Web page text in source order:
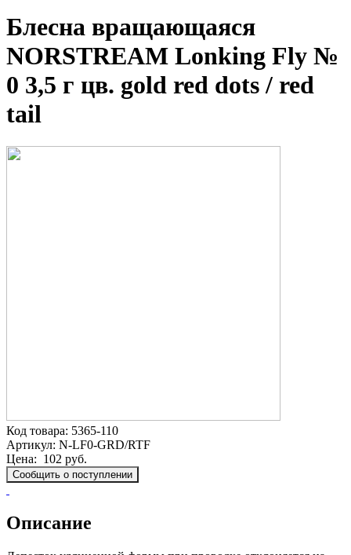
Блесна вращающаяся
NORSTREAM Lonking Fly №
0 3,5 г цв. gold red dots / red
tail
Код товара: 5365-110
Артикул: N-LF0-GRD/RTF
Цена: 102 руб.
Сообщить о поступлении
Описание